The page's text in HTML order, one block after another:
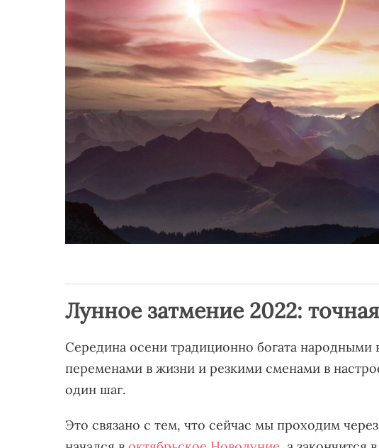
Лунное затмение 2022:
Середина осени традиционно богата
переменами в жизни и резкими сменами в
один шаг.
Это связано с тем, что сейчас мы проходим через